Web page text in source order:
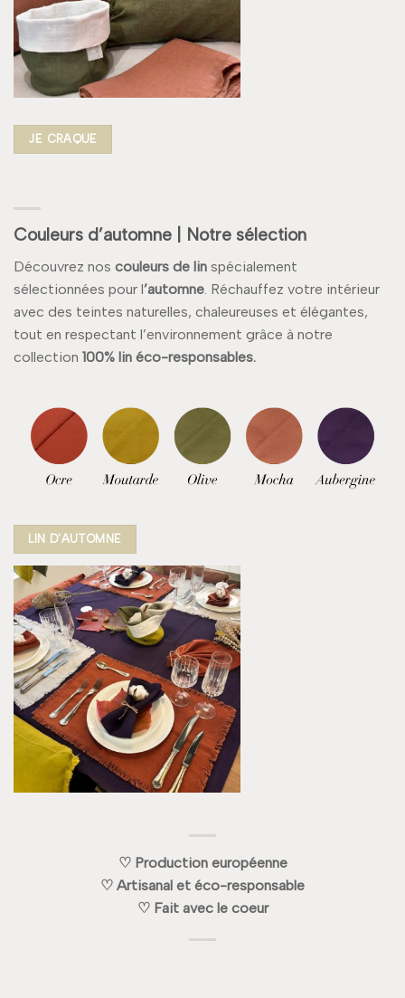
JE CRAQUE
Couleurs d’automne | Notre sélection
Découvrez nos couleurs de lin spécialement
sélectionnées pour l’automne . Réchauffez votre intérieur
avec des teintes naturelles, chaleureuses et élégantes,
tout en respectant l’environnement grâce à notre
collection 100% lin éco-responsables.
LIN D'AUTOMNE
♡ Production européenne
♡ Artisanal et éco-responsable
♡ Fait avec le coeur